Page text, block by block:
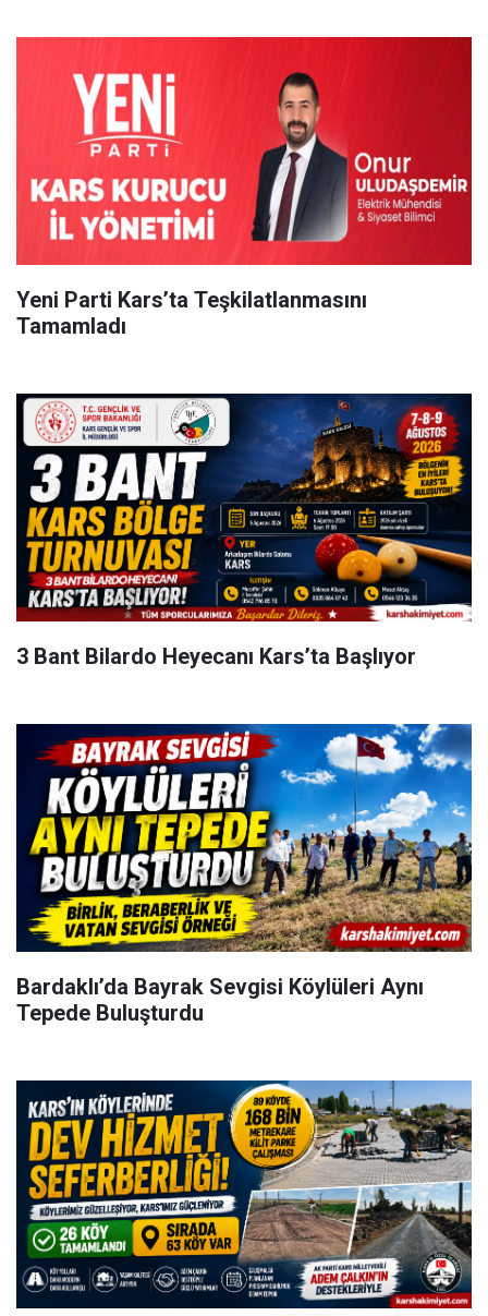
Yeni Parti Kars’ta Teşkilatlanmasını
Tamamladı
3 Bant Bilardo Heyecanı Kars’ta Başlıyor
Bardaklı’da Bayrak Sevgisi Köylüleri Aynı
Tepede Buluşturdu